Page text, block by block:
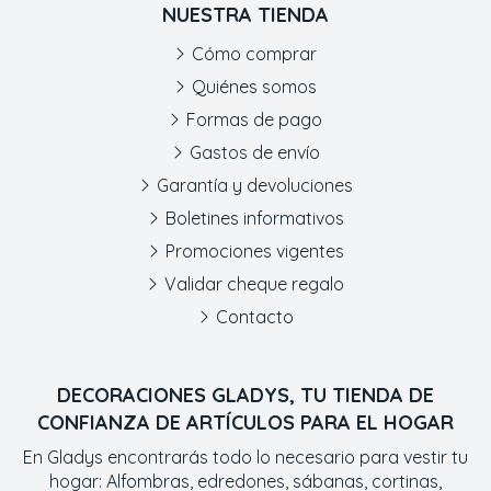
DECORACIONES GLADYS, TU TIENDA DE
CONFIANZA DE ARTÍCULOS PARA EL HOGAR
En Gladys encontrarás todo lo necesario para vestir tu
hogar: Alfombras, edredones, sábanas, cortinas,
NUESTRA TIENDA
Cómo comprar
Quiénes somos
Formas de pago
Gastos de envío
Garantía y devoluciones
Boletines informativos
Promociones vigentes
Validar cheque regalo
Contacto